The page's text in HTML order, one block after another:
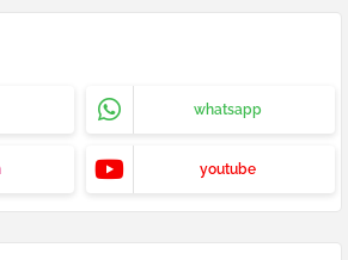
whatsapp
youtube